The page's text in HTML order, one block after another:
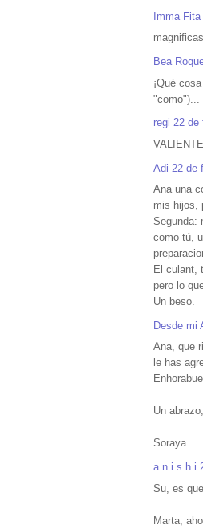
Imma
Bea
¡Qué
"como")...
regi 22 de
VALIENTE
Adi 22 de
Ana una
mis hijos,
Segunda:
como tú,
El culant,
pero lo
Un beso.
Desde mi
Ana, que
le has
Un abrazo,
Soraya
a n i s h i
Su, es
Marta,